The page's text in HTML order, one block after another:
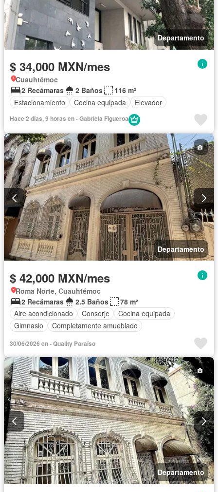
Departamento
$ 34,000 MXN/mes
Cuauhtémoc
2 Recámaras
2 Baños
116 m²
Estacionamiento
Cocina equipada Elevador
Hace 2 días, 9 horas en - Gabriela Figueroa
Departamento
$ 42,000 MXN/mes
Roma Norte, Cuauhtémoc
2 Recámaras
2.5 Baños
78 m²
Aire acondicionado
Conserje
Cocina equipada
Gimnasio
Completamente amueblado
30/06/2026 en - Quality Paraíso
Departamento